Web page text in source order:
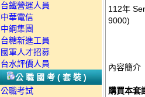
台鐵營運人員
中華電信
中鋼集團
台糖新進工員
國軍人才招募
台水評價人員
公職國考(套裝)
公職考試
112年
9000)
內容簡介
購買本套